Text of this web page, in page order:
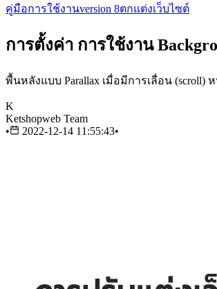
คู่มือการใช้งานversion 8ตกแต่งเว็บไซต์
การตั้งค่า การใช้งาน
พื้นหลังแบบ Parallax เมื่อมีการเลื่อน
K
Ketshopweb Team
•
2022-12-14 11:55:43•